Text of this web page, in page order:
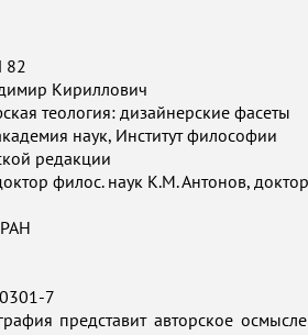
82
Кириллович
теология: дизайнерские фасеты
наук, Институт философии
редакции
филос. наук К.М. Антонов,
7
представит авторское